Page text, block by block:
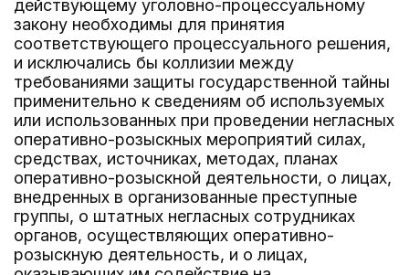
действующему уголовно-процессуальному
закону необходимы для принятия
соответствующего процессуального решения,
и исключались бы коллизии между
требованиями защиты государственной тайны
применительно к сведениям об используемых
или использованных при проведении негласных
оперативно-розыскных мероприятий силах,
средствах, источниках, методах, планах
оперативно-розыскной деятельности, о лицах,
внедренных в организованные преступные
группы, о штатных негласных сотрудниках
органов, осуществляющих оперативно-
розыскную деятельность, и о лицах,